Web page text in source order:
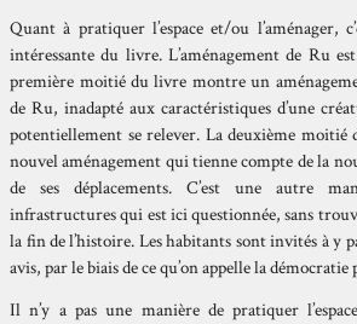
Quant à pratiquer l’espace et/ou l’aménager,
intéressante du livre. L’aménagement de Ru
première moitié du livre montre un
de Ru, inadapté aux caractéristiques d’une
potentiellement se relever. La deuxième moitié
nouvel aménagement qui tienne compte de la
de ses déplacements. C’est une autre
infrastructures qui est ici questionnée, sans
la fin de l’histoire. Les habitants sont invités à y
avis, par le biais de ce qu’on appelle la
Il n’y a pas une manière de pratiquer